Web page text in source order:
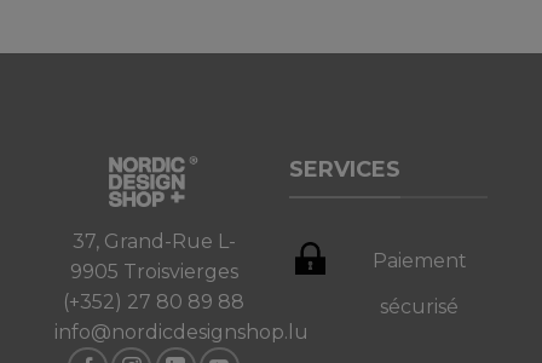
37, Grand-Rue L-
9905 Troisvierges
(+352) 27 80 89 88
info@nordicdesignshop.lu
SERVICES
Paiement
sécurisé